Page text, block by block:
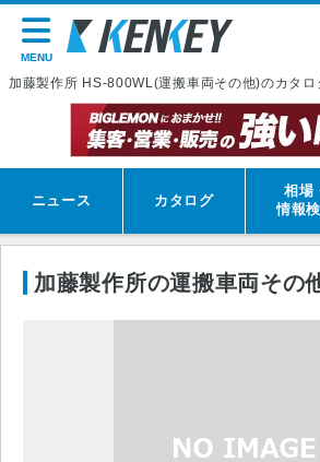
MENU
加藤製作所 HS-800WL(運搬車両その他)のカタロ
ニュース カタログ
相場
情報
加藤製作所の運搬車両その